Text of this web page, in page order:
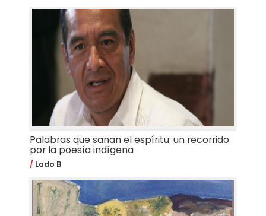
Palabras que sanan el espíritu: un recorrido
por la poesía indígena
Lado B